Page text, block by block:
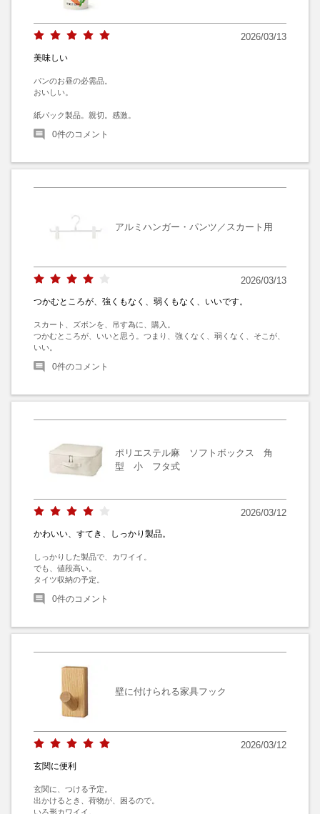
2026/03/13
美味しい
パンのお昼の必需品。
おいしい。
紙パック製品。親切。感激。
0件のコメント
アルミハンガー・パンツ／スカート用
2026/03/13
つかむところが、強くもなく、弱くもなく、いいです。
スカート、ズボンを、吊す為に、購入。
つかむところが、いいと思う。つまり、強くなく、弱くなく、そこが、
いい。
0件のコメント
ポリエステル麻 ソフトボックス 角
型 小 フタ式
2026/03/12
かわいい、すてき、しっかり製品。
しっかりした製品で、カワイイ。
でも、値段高い。
タイツ収納の予定。
0件のコメント
壁に付けられる家具フック
2026/03/12
玄関に便利
玄関に、つける予定。
出かけるとき、荷物が、困るので。
いろ形カワイイ。